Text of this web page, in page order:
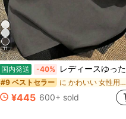
11
国内発送 -40% レディースゆったりホワイトプリントTシャツ-半袖、ゆったりタイプ、機械洗浄、愛の形の文字パターンデザイン
#9 ベストセラー に かわいい 女性用Tシャツ
¥445 600+ sold